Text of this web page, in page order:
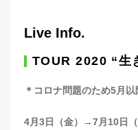
Live Info.
TOUR 2020 “生
＊コロナ問題のため5月
4月3日（金）→7月10日